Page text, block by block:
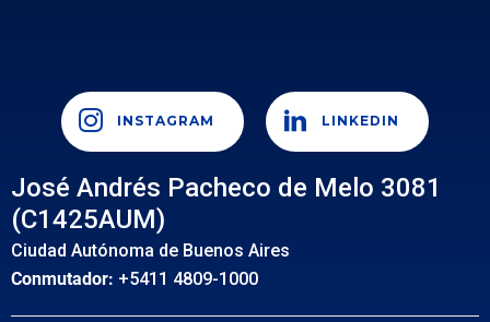
INSTAGRAM LINKEDIN
José Andrés Pacheco de Melo 3081
(C1425AUM)
Ciudad Autónoma de Buenos Aires
Conmutador: +5411 4809-1000